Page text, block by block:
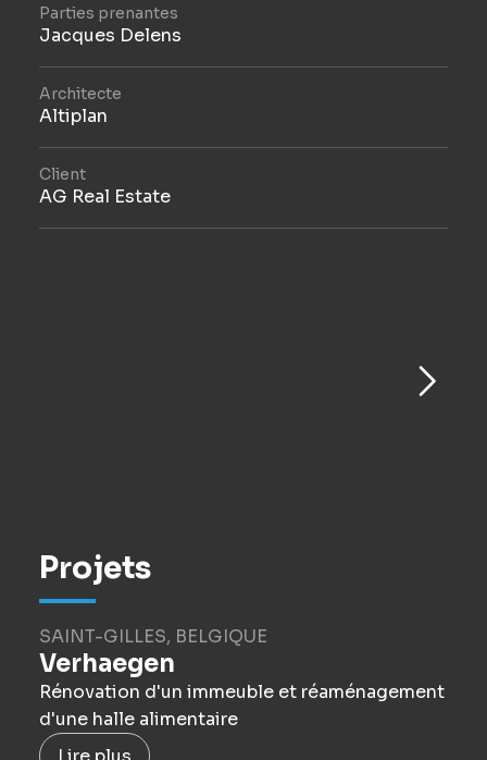
Parties prenantes
Jacques Delens
Architecte
Altiplan
Client
AG Real Estate
Projets
SAINT-GILLES, BELGIQUE
Verhaegen
Rénovation d'un immeuble et réaménagement
d'une halle alimentaire